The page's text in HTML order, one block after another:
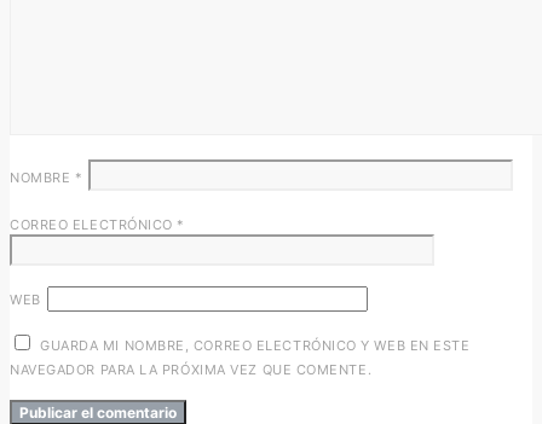
NOMBRE *
CORREO ELECTRÓNICO *
WEB
GUARDA MI NOMBRE, CORREO ELECTRÓNICO Y WEB EN ESTE
NAVEGADOR PARA LA PRÓXIMA VEZ QUE COMENTE.